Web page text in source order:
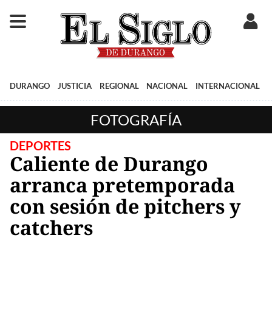
DURANGO JUSTICIA REGIONAL NACIONAL INTERNACIONAL
FOTOGRAFÍA
DEPORTES
Caliente de Durango
arranca pretemporada
con sesión de pitchers y
catchers